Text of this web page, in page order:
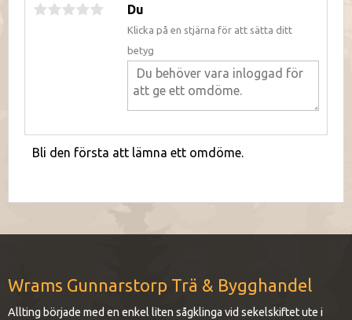
Du
Klicka på en stjärna för att sätta ditt
betyg
Bli den första att lämna ett omdöme.
Wrams Gunnarstorp Trä & Bygghandel
Allting började med en enkel liten sågklinga vid sekelskiftet ute i